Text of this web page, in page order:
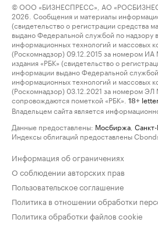
© ООО «БИЗНЕСПРЕСС», АО
2026. Сообщения и материалы
(свидетельство о регистрации средства
выдано Федеральной службой по надзору
информационных технологий и массовых
(Роскомнадзор) 09.12.2015 за номером
издания «РБК» (свидетельство о
информации выдано Федеральной
информационных технологий и массовых
(Роскомнадзор) 03.12.2021 за номером
сопровождаются пометкой «РБК».
18+
Владельцем сайта является
Данные предоставлены: Мосбиржа
Индексы облигаций предоставлены
Информация об ограничениях
О соблюдении авторских прав
Пользовательское соглашение
Политика в отношении обработки
Политика обработки файлов cookie